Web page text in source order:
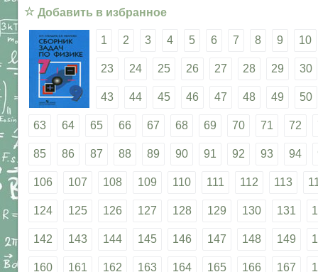
☆ Добавить в избранное
1 2 3 4 5 6 7 8 9 10
23 24 25 26 27 28 29 30
43 44 45 46 47 48 49 50
63 64 65 66 67 68 69 70 71 72
85 86 87 88 89 90 91 92 93 94
106 107 108 109 110 111 112 113
124 125 126 127 128 129 130 131
142 143 144 145 146 147 148 149
160 161 162 163 164 165 166 167